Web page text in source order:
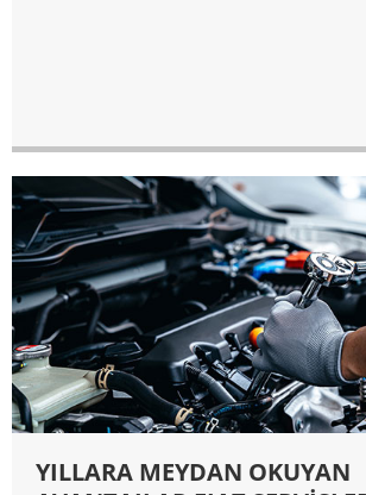
YILLARA MEYDAN OKUYAN